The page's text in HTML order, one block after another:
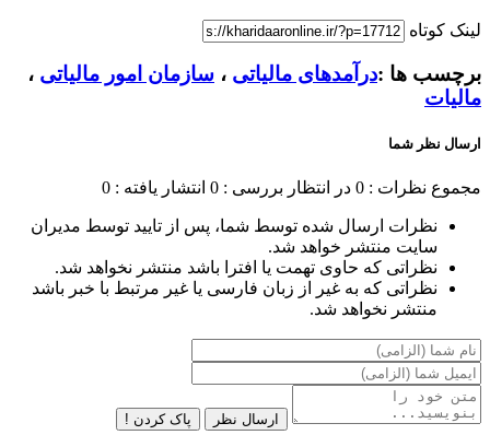
لینک کوتاه
برچسب ها :درآمدهای مالیاتی ، سازمان امور مالیاتی ،
مالیات
ارسال نظر شما
مجموع نظرات : 0 در انتظار بررسی : 0 انتشار یافته : 0
نظرات ارسال شده توسط شما، پس از تایید توسط مدیران
سایت منتشر خواهد شد.
نظراتی که حاوی تهمت یا افترا باشد منتشر نخواهد شد.
نظراتی که به غیر از زبان فارسی یا غیر مرتبط با خبر باشد
منتشر نخواهد شد.
ارسال نظر پاک کردن !